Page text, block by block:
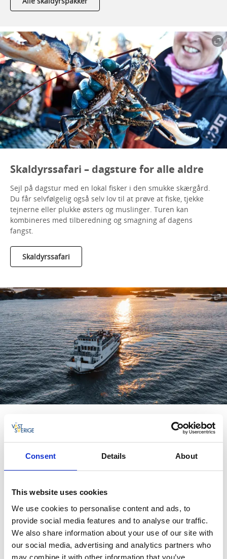
Consent Details About
This website uses cookies
We use cookies to personalise content and ads, to
provide social media features and to analyse our traffic.
We also share information about your use of our site with
our social media, advertising and analytics partners who
may combine it with other information that you’ve
Skaldyrssafari – dagsture for alle aldre
Sejl på dagstur med en lokal fisker i den smukke skærgård.
Du får selvfølgelig også selv lov til at prøve at fiske, tjekke
tejnerne eller plukke østers og muslinger. Turen kan
kombineres med tilberedning og smagning af dagens
fangst.
Skaldyrssafari
Skaldyrscruise og rejer ad libitum i
Göteborgs skærgård
Tag med på et skønt skaldyrscruise i Göteborgs smukke
Velkommen om bord!
Skaldyrscruise